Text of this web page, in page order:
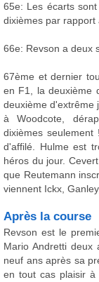
65e: Les écarts
dixièmes par rapport
66e: Revson a deux
67ème et dernier
en F1, la deuxième
deuxième d'extrême
à Woodcote,
dixièmes
d'affilé. Hulme est
héros du jour.
que Reutemann
viennent Ickx,
Après la course
Revson est le
Mario Andretti deux
neuf ans après sa
en tout cas plaisir